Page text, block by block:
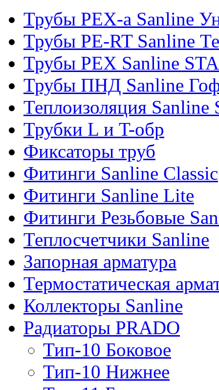
Трубы PEX-a Sanline
Трубы PE-RT Sanline
Трубы PEX Sanline
Трубы ПНД Sanline
Теплоизоляция Sanline
Трубки L и T-обр
Фиксаторы труб
Фитинги Sanline Classic
Фитинги Sanline Lite
Фитинги Резьбовые
Теплосчетчики Sanline
Запорная арматура
Термостатическая
Коллекторы Sanline
Радиаторы PRADO
Тип-10 Боковое
Тип-10 Нижнее